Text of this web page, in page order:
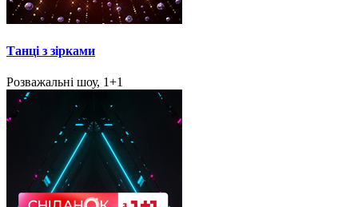
Танці з зірками
Розважальні шоу, 1+1